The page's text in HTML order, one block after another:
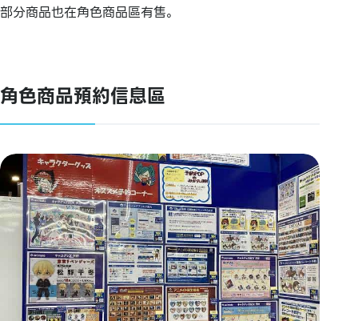
部分商品也在角色商品區有售。
角色商品預約信息區